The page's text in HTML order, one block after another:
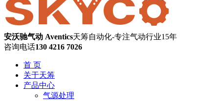
安沃驰气动 Aventics天筹自动化-专注气动行业15年
咨询电话130 4216 7026
首 页
关于天筹
产品中心
气源处理